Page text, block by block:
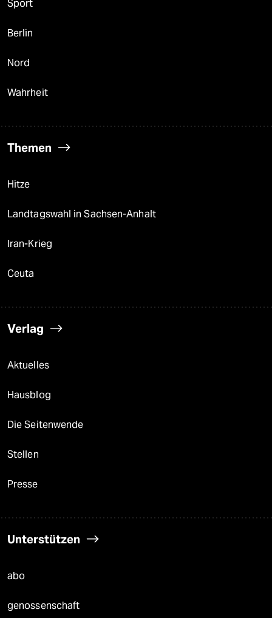
Sport
Berlin
Nord
Wahrheit
Themen
Hitze
Landtagswahl in Sachsen-Anhalt
Iran-Krieg
Ceuta
Verlag
Aktuelles
Hausblog
Die Seitenwende
Stellen
Presse
Unterstützen
abo
genossenschaft